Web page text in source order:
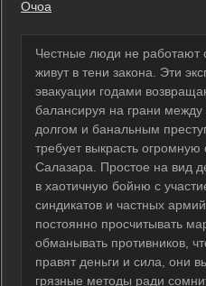
Очоа
Честные люди не работают
живут в тени закона. Эти
эвакуации годами
балансируя на грани
долгом и банальным
требует выкрасть
Салазара. Простое на вид
в хаотичную бойню с
синдикатов и частных
постоянно просчитывать
обманывать противников,
правят деньги и сила, они
грязные методы ради